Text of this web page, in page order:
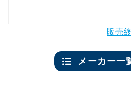
販売
メーカー一